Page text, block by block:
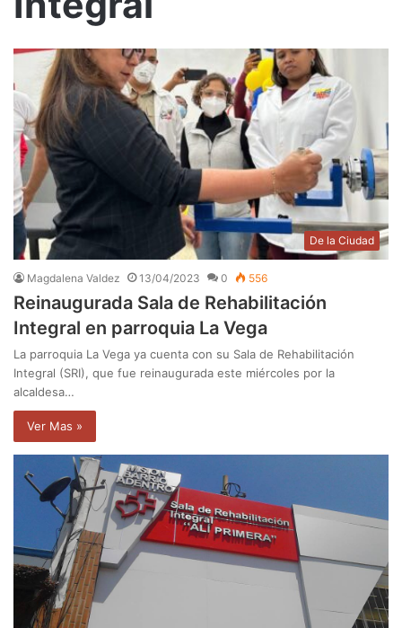
De la Ciudad
Magdalena Valdez 13/04/2023 0 556
Reinaugurada Sala de Rehabilitación
Integral en parroquia La Vega
La parroquia La Vega ya cuenta con su Sala de Rehabilitación
Integral (SRI), que fue reinaugurada este miércoles por la
alcaldesa…
Ver Mas »